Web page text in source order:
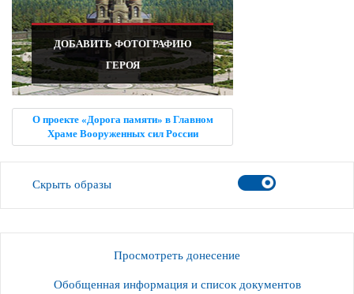
ДОБАВИТЬ ФОТОГРАФИЮ
ГЕРОЯ
О проекте «Дорога памяти» в Главном
Храме Вооруженных сил России
Скрыть образы
Просмотреть донесение
Обобщенная информация и список документов